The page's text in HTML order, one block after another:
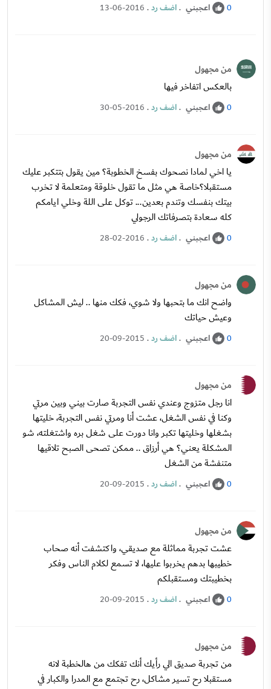
0 اعجبني .اضف رد.
13-06-2016
من مجهول
بالعكس اتفاخر فيها
0 اعجبني .اضف رد.
30-05-2016
من مجهول
يا اخي لمادا نصحوك بفسخ الخطوبة؟ مين يقول بتتكبر عليك
مستقبلا؟خاصة هي مثل ما تقول خلوقة ومتعلمة لا تخرب
بيتك بنفسك وتندم بعدين... توكل على اللة وخلي ايامكم
كله سعادة بتصرفاتك الرجولي
0 اعجبني .اضف رد.
28-02-2016
من مجهول
واضح انك ما بتحبها ولا شوي، فكك منها .. ليش المشاكل
وعيش حياتك
0 اعجبني .اضف رد.
20-09-2015
من مجهول
انا رجل متزوج وعندي نفس التجربة صارت بيني وبين مرتي
وكنا في نفس الشغل، عشت أنا ومرتي نفس التجربة، خليتها
بشغلها وخليتها تكبر وانا دورت على شغل بره واشتغلته، شو
المشكلة يعني؟ هي أرزاق .. ممكن تصحى الصبح تلاقيها
متنفشة من الشغل
0 اعجبني .اضف رد.
20-09-2015
من مجهول
عشت تجربة مماثلة مع صديقي، واكتشفت أنه صحاب
خطيبها بدهم يخربوا عليها، لا تسمع لكلام الناس وفكر
بخطيبتك ومستقبلكم
0 اعجبني .اضف رد.
20-09-2015
من مجهول
من تجربة صديق الي رأيك أنك تفكك من هالخطبة لانه
مستقبلا رح تسير مشاكل، رح تجتمع مع المدرا والكبار في